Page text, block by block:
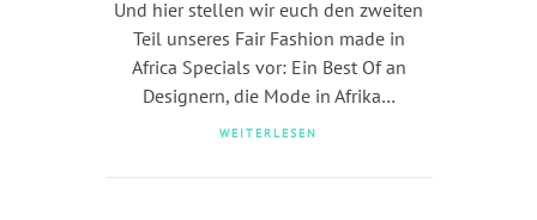
Und hier stellen wir euch den zweiten
Teil unseres Fair Fashion made in
Africa Specials vor: Ein Best Of an
Designern, die Mode in Afrika…
WEITERLESEN